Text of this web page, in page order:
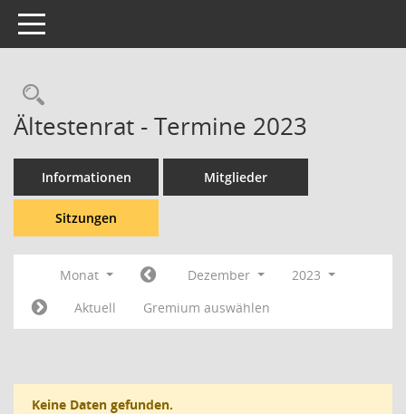
Toggle navigation
Rechercheauswahl
Ältestenrat - Termine 2023
Informationen Mitglieder
Sitzungen
Monat Dezember
2023
Aktuell
Gremium auswählen
Keine Daten gefunden.